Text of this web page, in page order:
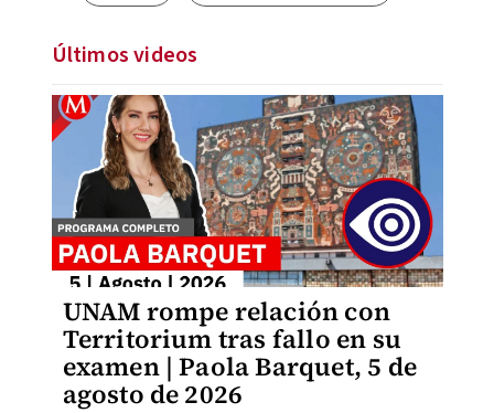
Últimos videos
UNAM rompe relación con
Territorium tras fallo en su
examen | Paola Barquet, 5 de
agosto de 2026